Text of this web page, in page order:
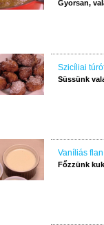
Gyorsan,
Szicíliai
Süssünk
Vaníliás flan
Főzzünk